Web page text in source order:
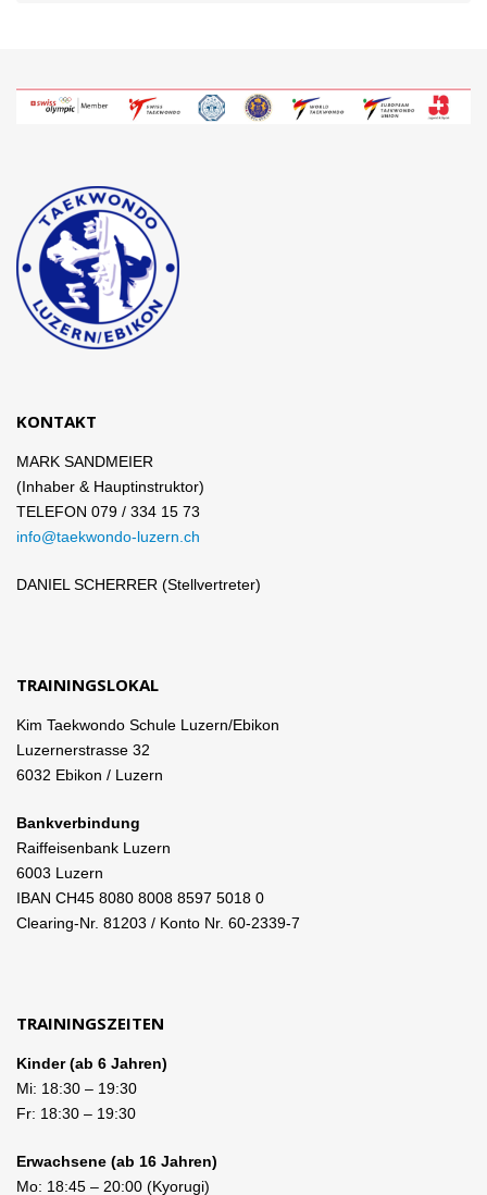
KONTAKT
MARK SANDMEIER
(Inhaber & Hauptinstruktor)
TELEFON 079 / 334 15 73
info@taekwondo-luzern.ch
DANIEL SCHERRER (Stellvertreter)
TRAININGSLOKAL
Kim Taekwondo Schule Luzern/Ebikon
Luzernerstrasse 32
6032 Ebikon / Luzern
Bankverbindung
Raiffeisenbank Luzern
6003 Luzern
IBAN CH45 8080 8008 8597 5018 0
Clearing-Nr. 81203 / Konto Nr. 60-2339-7
TRAININGSZEITEN
Kinder (ab 6 Jahren)
Mi: 18:30 – 19:30
Fr: 18:30 – 19:30
Erwachsene (ab 16 Jahren)
Mo: 18:45 – 20:00 (Kyorugi)